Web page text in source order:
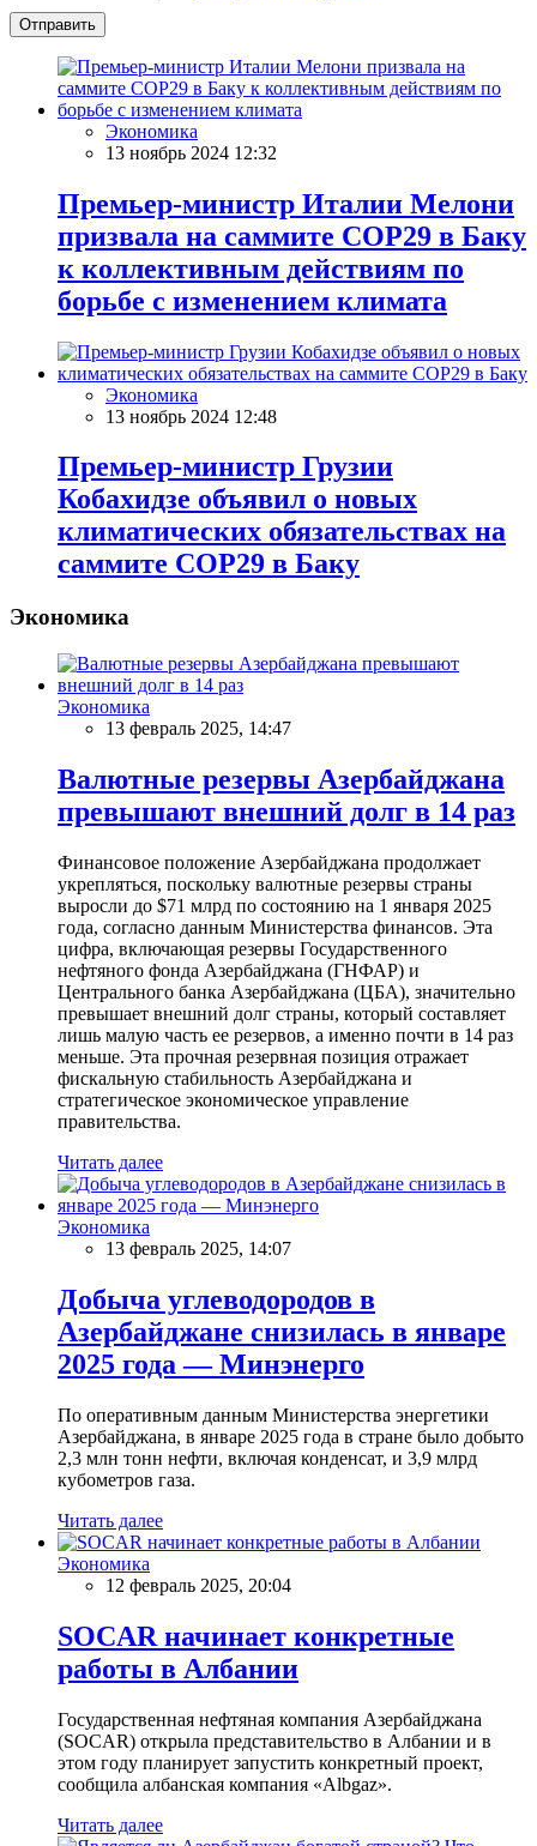
Отправить
Экономика
13 ноябрь 2024 12:32
Премьер-министр Италии Мелони
призвала на саммите COP29 в Баку
к коллективным действиям по
борьбе с изменением климата
Экономика
13 ноябрь 2024 12:48
Премьер-министр Грузии
Кобахидзе объявил о новых
климатических обязательствах на
саммите COP29 в Баку
Экономика
Экономика
13 февраль 2025, 14:47
Валютные резервы Азербайджана
превышают внешний долг в 14 раз
Финансовое положение Азербайджана продолжает
укрепляться, поскольку валютные резервы страны
выросли до $71 млрд по состоянию на 1 января 2025
года, согласно данным Министерства финансов. Эта
цифра, включающая резервы Государственного
нефтяного фонда Азербайджана (ГНФАР) и
Центрального банка Азербайджана (ЦБА), значительно
превышает внешний долг страны, который составляет
лишь малую часть ее резервов, а именно почти в 14 раз
меньше. Эта прочная резервная позиция отражает
фискальную стабильность Азербайджана и
стратегическое экономическое управление
правительства.
Читать далее
Экономика
13 февраль 2025, 14:07
Добыча углеводородов в
Азербайджане снизилась в январе
2025 года — Минэнерго
По оперативным данным Министерства энергетики
Азербайджана, в январе 2025 года в стране было добыто
2,3 млн тонн нефти, включая конденсат, и 3,9 млрд
кубометров газа.
Читать далее
Экономика
12 февраль 2025, 20:04
SOCAR начинает конкретные
работы в Албании
Государственная нефтяная компания Азербайджана
(SOCAR) открыла представительство в Албании и в
этом году планирует запустить конкретный проект,
сообщила албанская компания «Albgaz».
Читать далее